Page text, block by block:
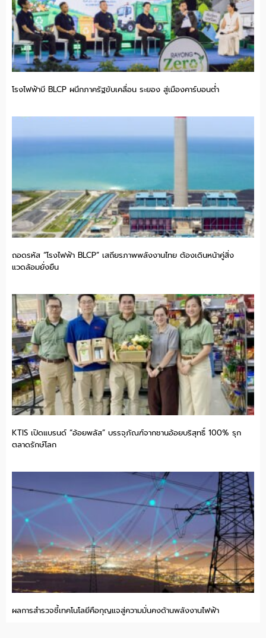
โรงไฟฟ้าบี BLCP ผนึกภาครัฐขับเคลื่อน ระยอง สู่เมืองคาร์บอนต่ำ
ถอดรหัส “โรงไฟฟ้า BLCP” เสถียรภาพพลังงานไทย ต้องเดินหน้าคู่สิ่ง
แวดล้อมยั่งยืน
KTIS เปิดแบรนด์ “อ้อยพลัส” บรรจุภัณฑ์จากชานอ้อยบริสุทธิ์ 100% รุก
ตลาดรักษ์โลก
ผลการสำรวจชี้เทคโนโลยีคือกุญแจสู่ความมั่นคงด้านพลังงานไฟฟ้า